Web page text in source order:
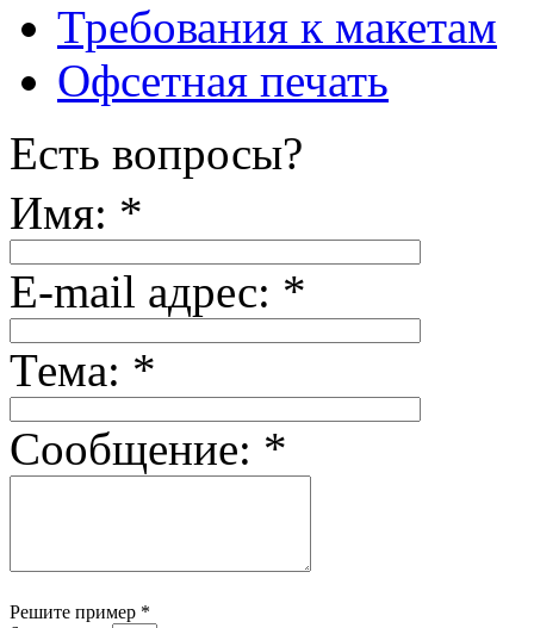
Требования к макетам
Офсетная печать
Есть вопросы?
Имя: *
E-mail адрес: *
Тема: *
Сообщение: *
Решите пример *